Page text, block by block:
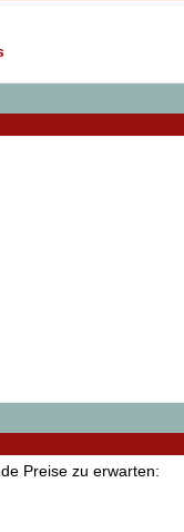
Preise zu erwarten: